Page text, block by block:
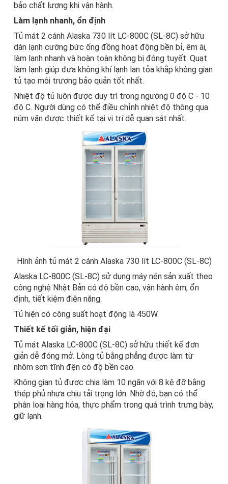
bảo chất lượng khi vận hành.
Làm lạnh nhanh, ổn định
Tủ mát 2 cánh Alaska 730 lít LC-800C (SL-8C) sở hữu
dàn lạnh cưỡng bức ống đồng hoạt động bền bỉ, êm ái,
làm lạnh nhanh và hoàn toàn không bị đóng tuyết. Quạt
làm lạnh giúp đưa không khí lạnh lan tỏa khắp không gian
tủ tạo môi trương bảo quản tốt nhất.
Nhiệt độ tủ luôn được duy trì trong ngưỡng 0 độ C - 10
độ C. Người dùng có thể điều chỉnh nhiệt độ thông qua
núm vặn được thiết kế tại vị trí dễ quan sát nhất.
Hình ảnh tủ mát 2 cánh Alaska 730 lít LC-800C (SL-8C)
Alaska LC-800C (SL-8C) sử dụng máy nén sản xuất theo
công nghệ Nhật Bản có độ bền cao, vận hành êm, ổn
định, tiết kiệm điện năng.
Tủ hiện có công suất hoạt động là 450W.
Thiết kế tối giản, hiện đại
Tủ mát Alaska LC-800C (SL-8C) sở hữu thiết kế đơn
giản dễ đóng mở. Lòng tủ bằng phẳng được làm từ
nhôm sơn tĩnh đện có độ bền cao.
Không gian tủ được chia làm 10 ngăn với 8 kệ đỡ bằng
thép phủ nhựa chịu tải trọng lớn. Nhờ đó, bạn có thể
phân loại hàng hóa, thực phẩm trong quá trình trưng bày,
giữ lạnh.